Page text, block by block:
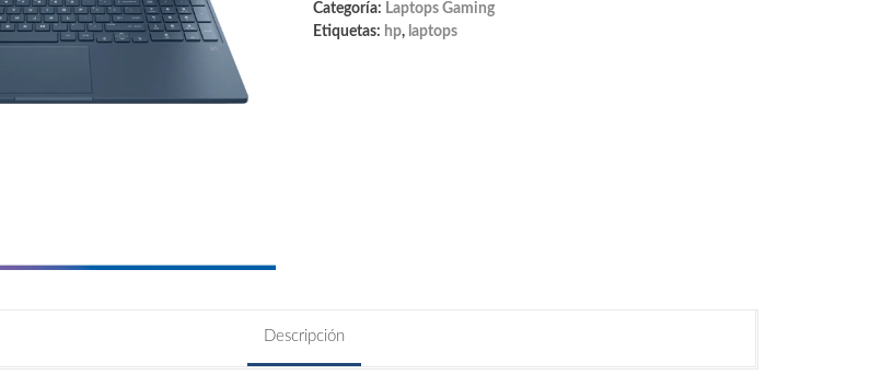
HP
Categoría: Laptops Gaming
Etiquetas: hp, laptops
Descripción